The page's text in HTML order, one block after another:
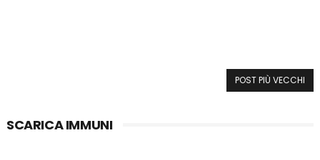
POST PIÙ VECCHI
SCARICA IMMUNI